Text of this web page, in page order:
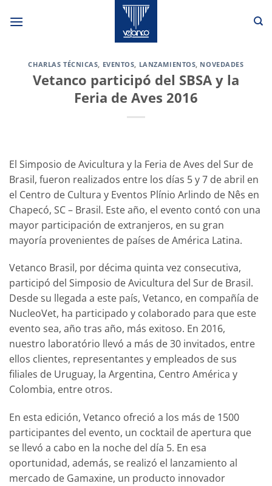
CHARLAS TÉCNICAS, EVENTOS, LANZAMIENTOS, NOVEDADES
Vetanco participó del SBSA y la
Feria de Aves 2016
El Simposio de Avicultura y la Feria de Aves del Sur de
Brasil, fueron realizados entre los días 5 y 7 de abril en
el Centro de Cultura y Eventos Plínio Arlindo de Nês en
Chapecó, SC – Brasil. Este año, el evento contó con una
mayor participación de extranjeros, en su gran
mayoría provenientes de países de América Latina.
Vetanco Brasil, por décima quinta vez consecutiva,
participó del Simposio de Avicultura del Sur de Brasil.
Desde su llegada a este país, Vetanco, en compañía de
NucleoVet, ha participado y colaborado para que este
evento sea, año tras año, más exitoso. En 2016,
nuestro laboratório llevó a más de 30 invitados, entre
ellos clientes, representantes y empleados de sus
filiales de Uruguay, la Argentina, Centro América y
Colombia, entre otros.
En esta edición, Vetanco ofreció a los más de 1500
participantes del evento, un cocktail de apertura que
se llevó a cabo en la noche del día 5. En esa
oportunidad, además, se realizó el lanzamiento al
mercado de Gamaxine, un producto innovador